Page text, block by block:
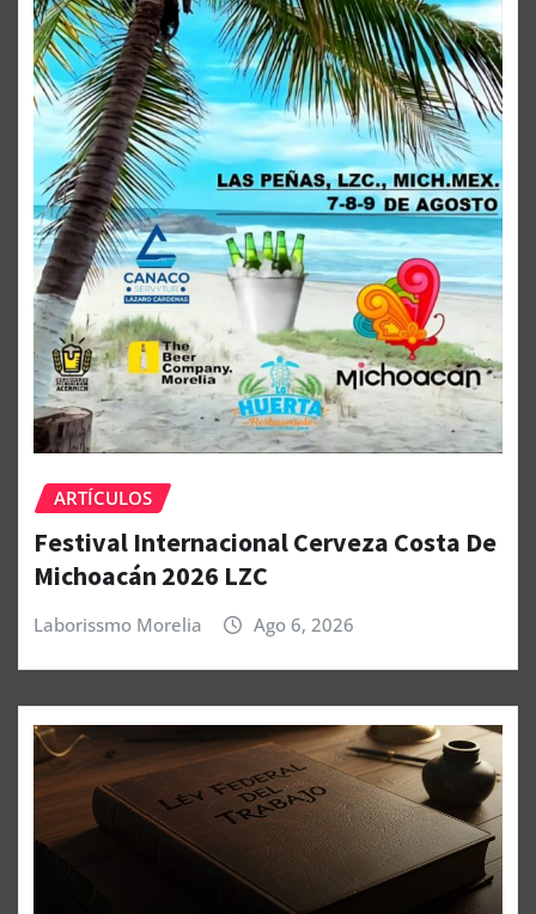
ARTÍCULOS
Festival Internacional Cerveza Costa De
Michoacán 2026 LZC
Laborissmo Morelia Ago 6, 2026